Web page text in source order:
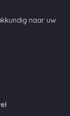
naar uw